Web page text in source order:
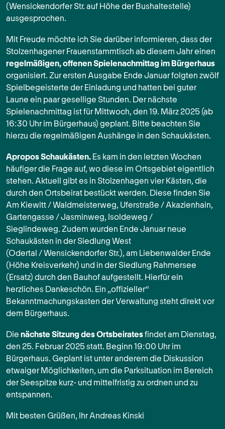
(Wensickendorfer Str. auf Höhe der Bushaltestelle)
ausgesprochen.
Mit Freude möchte ich Sie darüber informieren, dass der
Stolzenhagener Frauenstammtisch ab diesem Jahr einen
regelmäßigen, offenen Spielenachmittag im Bürgerhaus
organisiert. Zur ersten Ausgabe Ende Januar folgten zwölf
Spielbegeisterte der Einladung und hatten bei guter
Laune ein paar gesellige Stunden. Der nächste
Spielenachmittag ist für Mittwoch, den 19. März 2025 (ab
16:30 Uhr im Bürgerhaus) geplant. Bitte beachten Sie
hierzu die regelmäßigen Aushänge in den Schaukästen.
Apropos Schaukästen.Es kam in den letzten Wochen
häufiger die Frage auf, wo diese im Ortsgebiet eigentlich
stehen. Aktuell gibt es in Stolzenhagen vier Kästen, die
durch den Ortsbeirat bestückt werden. Diese finden Sie
Am Kiewitt / Waldmeisterweg, Uferstraße / Akazienhain,
Gartengasse / Jasminweg, Isoldeweg /
Sieglindeweg. Zudem wurden Ende Januar neue
Schaukästen in der Siedlung West
(Odertal / Wensickendorfer Str.), am Liebenwalder Ende
(Höhe Kreisverkehr) und in der Siedlung Rahmersee
(Ersatz) durch den Bauhof aufgestellt. Hierfür ein
herzliches Dankeschön. Ein „offizieller“
Bekanntmachungskasten der Verwaltung steht direkt vor
dem Bürgerhaus.
Dienächste Sitzung des Ortsbeiratesfindet am Dienstag,
den 25. Februar 2025 statt. Beginn 19:00 Uhr im
Bürgerhaus. Geplant ist unter anderem die Diskussion
etwaiger Möglichkeiten, um die Parksituation im Bereich
der Seespitze kurz- und mittelfristig zu ordnen und zu
entspannen.
Mit besten Grüßen, Ihr Andreas Kinski